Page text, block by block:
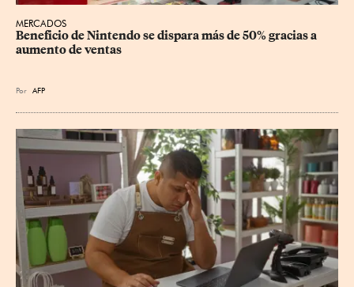
MERCADOS
Beneficio de Nintendo se dispara más de 50% gracias a
aumento de ventas
Por AFP